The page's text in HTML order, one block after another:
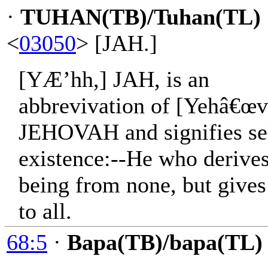
· TUHAN(TB)/Tuhan(TL)
<03050> [JAH.]
[YÆ’hh,] JAH, is an
abbrevivation of
JEHOVAH and signifies
existence:--He who
being from none, but
to all.
68:5 · Bapa(TB)/bapa(TL)